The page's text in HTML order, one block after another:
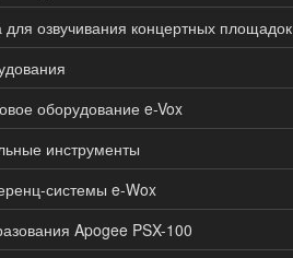
для озвучивания концертных площадок
оборудование e-Vox
инструменты
системы e-Wox
Apogee PSX-100